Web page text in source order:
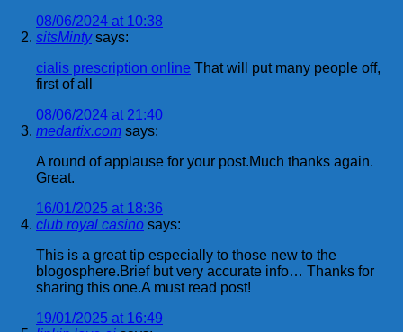
08/06/2024 at 10:38
sitsMinty says:
cialis prescription online That will put many people off,
first of all
08/06/2024 at 21:40
medartix.com says:
A round of applause for your post.Much thanks again.
Great.
16/01/2025 at 18:36
club royal casino says:
This is a great tip especially to those new to the
blogosphere.Brief but very accurate info… Thanks for
sharing this one.A must read post!
19/01/2025 at 16:49